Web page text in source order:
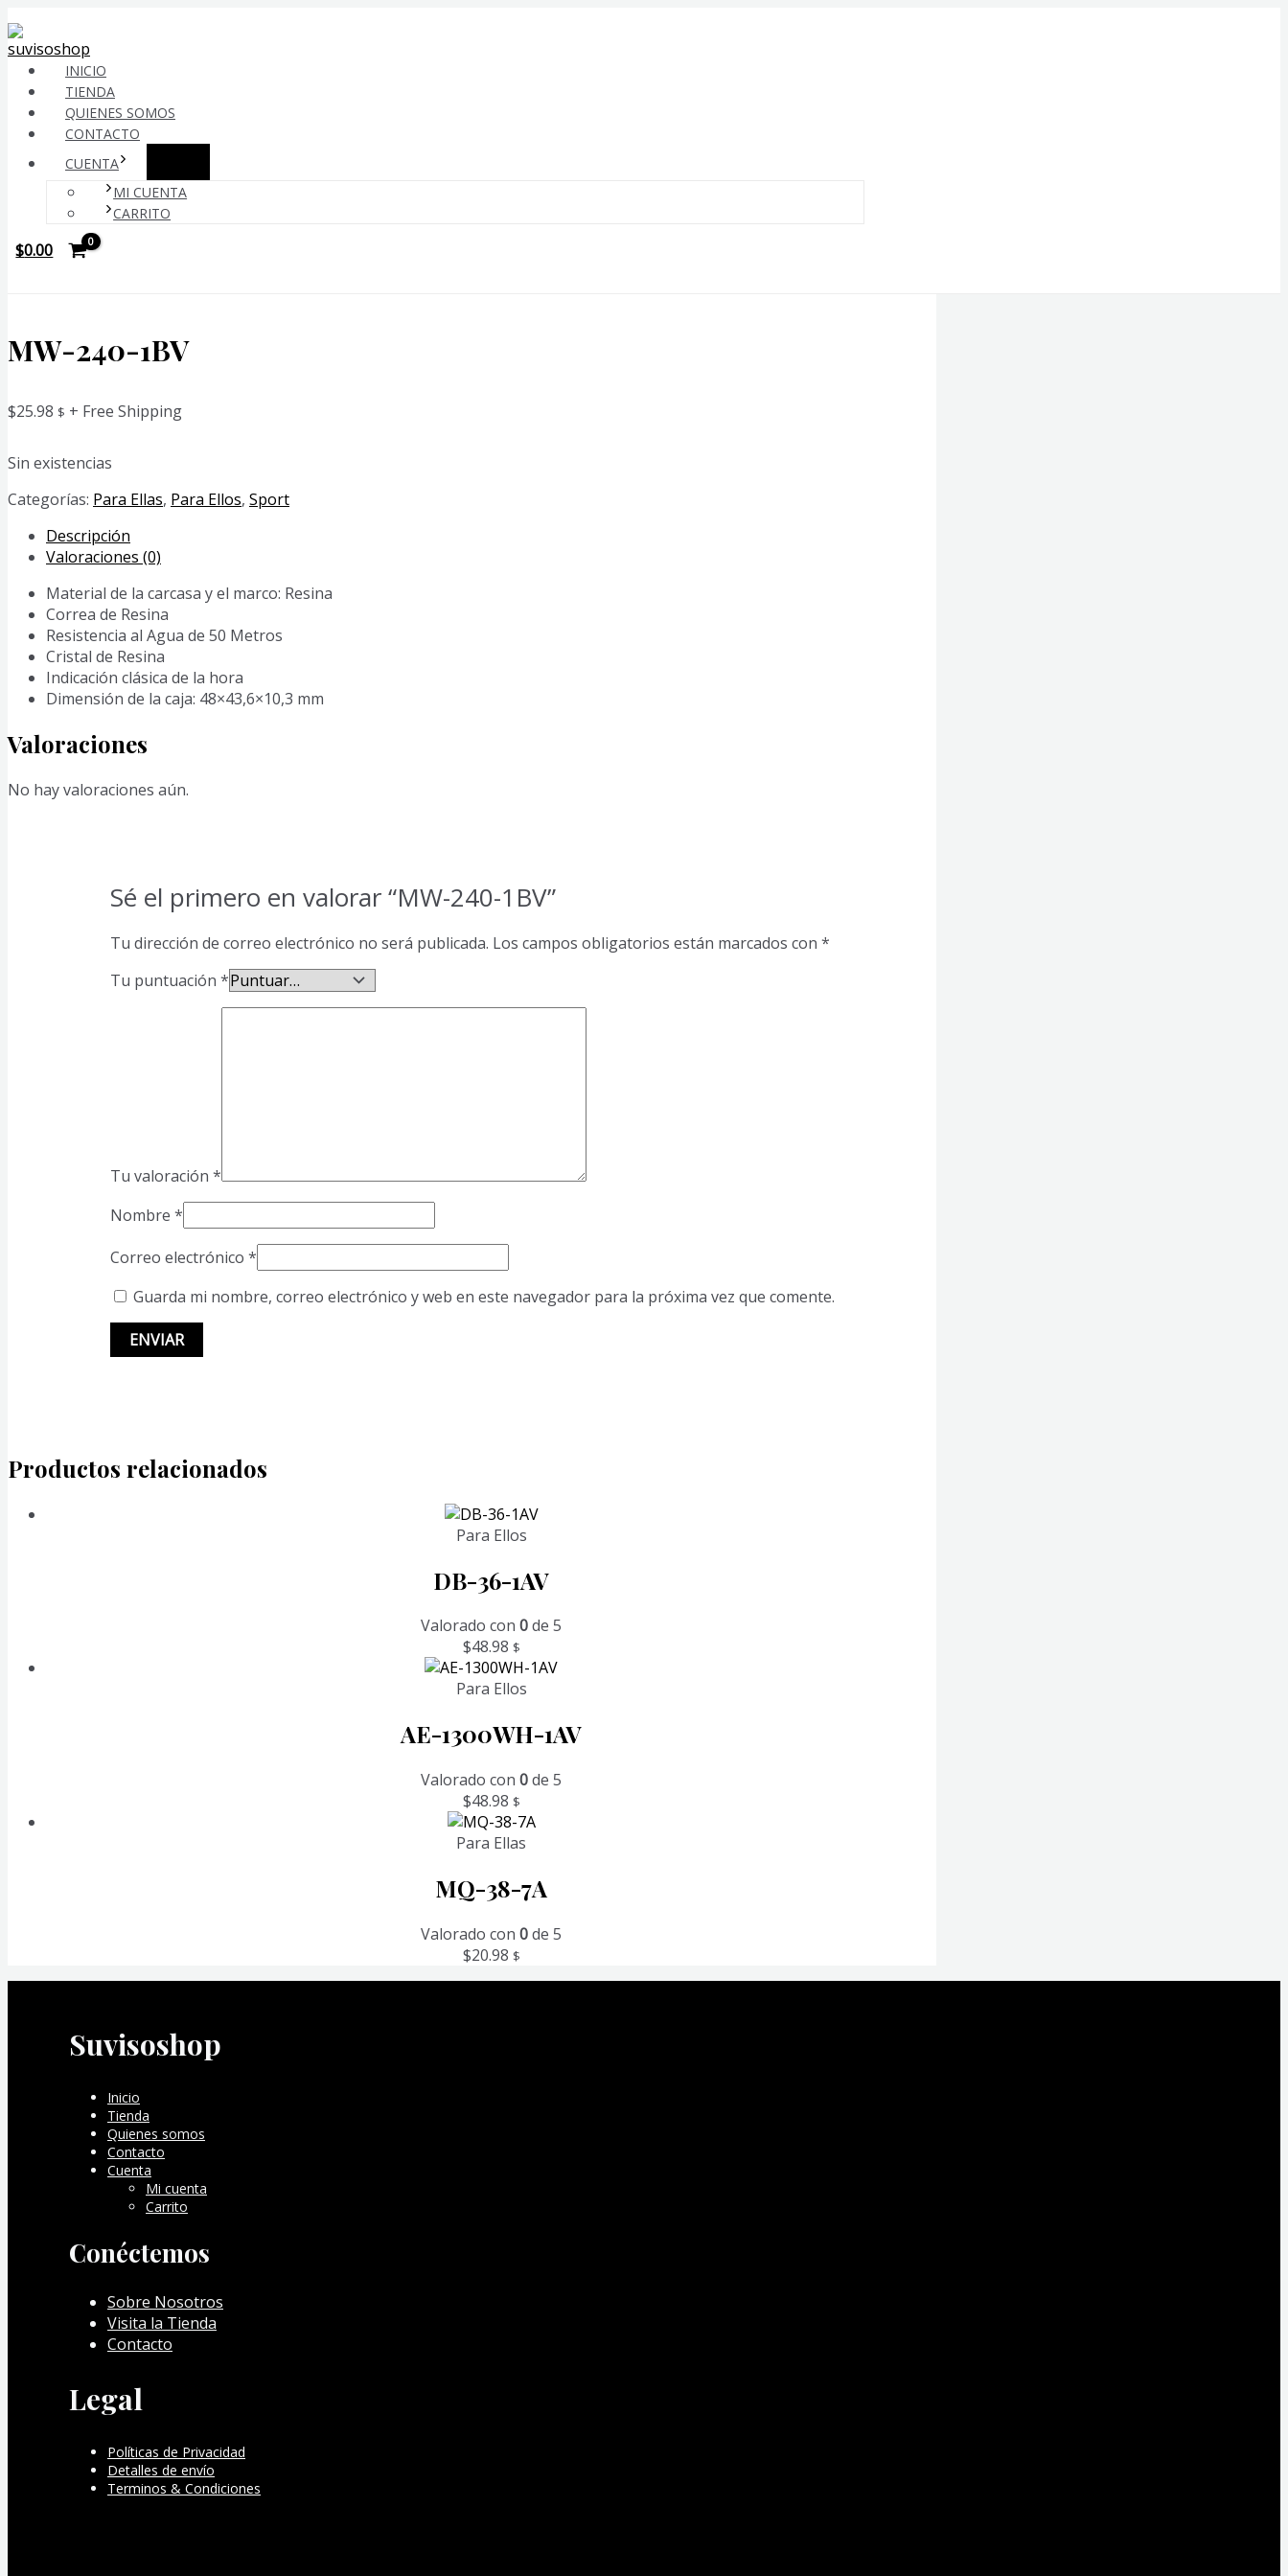
al
contenido
INICIO
TIENDA
QUIENES SOMOS
CONTACTO
CUENTA
MI CUENTA
CARRITO
$0.00
MW-240-1BV
$25.98 $ + Free Shipping
Sin existencias
Categorías: Para Ellas, Para Ellos, Sport
Descripción
Valoraciones (0)
Material de la carcasa y el marco: Resina
Correa de Resina
Resistencia al Agua de 50 Metros
Cristal de Resina
Indicación clásica de la hora
Dimensión de la caja: 48×43,6×10,3 mm
Valoraciones
No hay valoraciones aún.
Sé el primero en valorar “MW-240-1BV”
Tu dirección de correo electrónico no será publicada. Los campos obligatorios están marcados con *
Tu puntuación *
Tu valoración *
Nombre *
Correo electrónico *
Guarda mi nombre, correo electrónico y web en este navegador para la próxima vez que comente.
Productos relacionados
Para Ellos
DB-36-1AV
Valorado con0de 5
$48.98 $
Para Ellos
AE-1300WH-1AV
Valorado con0de 5
$48.98 $
Para Ellas
MQ-38-7A
Valorado con0de 5
$20.98 $
Suvisoshop
Inicio
Tienda
Quienes somos
Contacto
Cuenta
Mi cuenta
Carrito
Conéctemos
Sobre Nosotros
Visita la Tienda
Contacto
Legal
Políticas de Privacidad
Detalles de envío
Terminos & Condiciones